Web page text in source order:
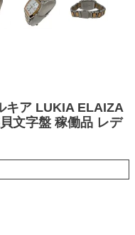
キア LUKIA ELAIZA
文字盤 稼働品 レデ